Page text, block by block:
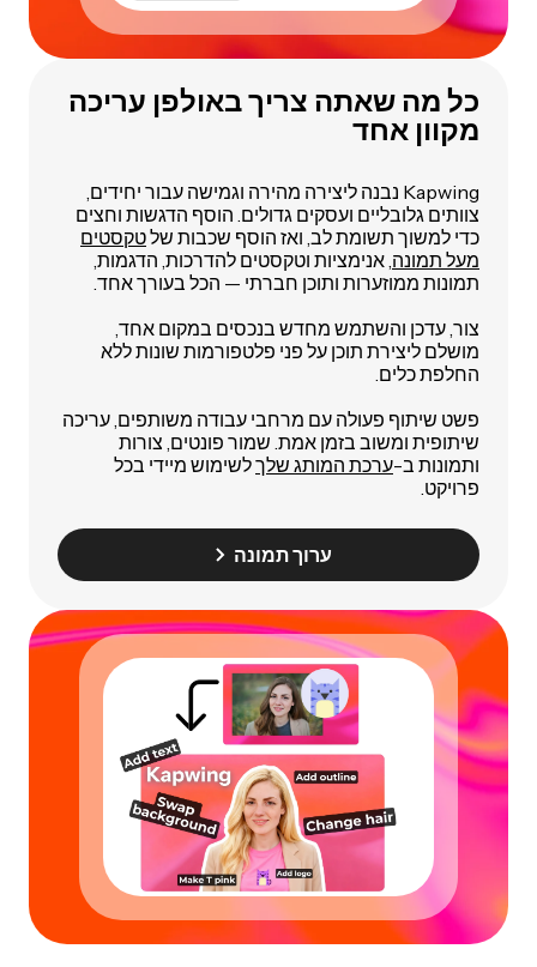
כל מה שאתה צריך באולפן עריכה
מקוון אחד
Kapwing נבנה ליצירה מהירה וגמישה עבור יחידים,
צוותים גלובליים ועסקים גדולים. הוסף הדגשות וחצים
כדי למשוך תשומת לב, ואז הוסף שכבות שלטקסטים
מעל תמונה , אנימציות וטקסטים להדרכות, הדגמות,
תמונות ממוזערות ותוכן חברתי — הכל בעורך אחד.
צור, עדכן והשתמש מחדש בנכסים במקום אחד,
מושלם ליצירת תוכן על פני פלטפורמות שונות ללא
החלפת כלים.
פשט שיתוף פעולה עם מרחבי עבודה משותפים, עריכה
שיתופית ומשוב בזמן אמת. שמור פונטים, צורות
ותמונות ב-ערכת המותג שלךלשימוש מיידי בכל
פרויקט.
ערוך תמונה